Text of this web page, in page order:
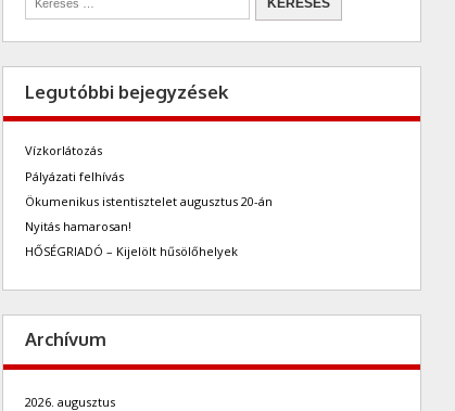
Legutóbbi bejegyzések
Vízkorlátozás
Pályázati felhívás
Ökumenikus istentisztelet augusztus 20-án
Nyitás hamarosan!
HŐSÉGRIADÓ – Kijelölt hűsölőhelyek
Archívum
2026. augusztus